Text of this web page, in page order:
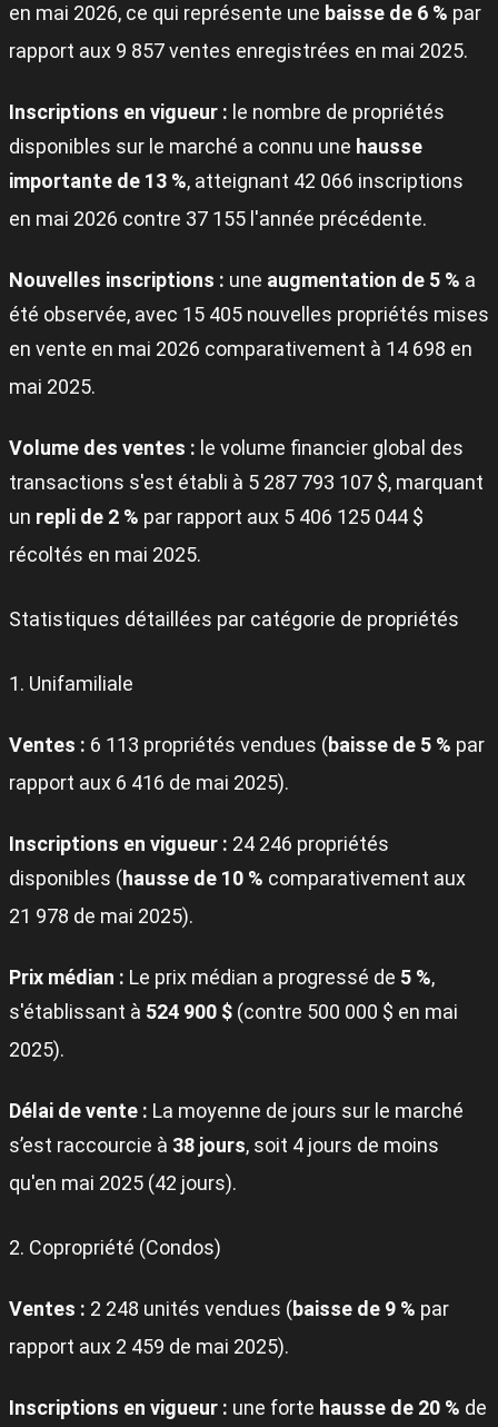
en mai 2026, ce qui représente une baisse de 6 % par
rapport aux 9 857 ventes enregistrées en mai 2025.
Inscriptions en vigueur : le nombre de propriétés
disponibles sur le marché a connu une hausse
importante de 13 %, atteignant 42 066 inscriptions
en mai 2026 contre 37 155 l'année précédente.
Nouvelles inscriptions : une augmentation de 5 % a
été observée, avec 15 405 nouvelles propriétés mises
en vente en mai 2026 comparativement à 14 698 en
mai 2025.
Volume des ventes : le volume financier global des
transactions s'est établi à 5 287 793 107 $, marquant
un repli de 2 % par rapport aux 5 406 125 044 $
récoltés en mai 2025.
Statistiques détaillées par catégorie de propriétés
1. Unifamiliale
Ventes : 6 113 propriétés vendues (baisse de 5 % par
rapport aux 6 416 de mai 2025).
Inscriptions en vigueur : 24 246 propriétés
disponibles (hausse de 10 % comparativement aux
21 978 de mai 2025).
Prix médian : Le prix médian a progressé de 5 %,
s'établissant à 524 900 $ (contre 500 000 $ en mai
2025).
Délai de vente : La moyenne de jours sur le marché
s’est raccourcie à 38 jours, soit 4 jours de moins
qu'en mai 2025 (42 jours).
2. Copropriété (Condos)
Ventes : 2 248 unités vendues (baisse de 9 % par
rapport aux 2 459 de mai 2025).
Inscriptions en vigueur : une forte hausse de 20 % de